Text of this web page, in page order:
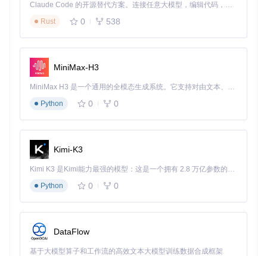
编译项目： qmake && make（确保已安装Qt 5.10+开发环
境）
核心配置三要素
项
设置
像素格式、颜色深
度、扫描方向
硬件驱
动适配
确保显示无失真
策略
RLE算法开关、阈
值设置
限设备
0%存储空间
模板
组格式
批处理高效工作流
利用命令行模式（ classes/cmdline/cmdline.cpp
# 批量转换目录下所有图片为STM32格式
Claude Code 的开源替代方案。连接任意大模型，编辑代码，运行命令，自动验证 — 全自动执行。用 Rust 构建，极致性能。 ｜ An open-source alternative to Claude Code. Connect any LLM, edit code, run commands, and verify changes — autonomously. Built in Rust for speed. Get Started
Rust
0 538
MiniMax-H3
MiniMax H3 是一个通用的全模态生成系统。它支持对由文本、图像、视频和音频组成的多模态上下文进行统一理解，并能生成分辨率高达 2K、时长可达 15 秒的带原生立体声音频的视频。得益于面向任务泛化的系统设计，H3 在预训练阶段就已具备广泛的多模态上下文理解与生成能力，能够出色地执行复杂的多模态指令。
Python
0 0
Kimi-K3
Kimi K3 是Kimi能力最强的模型：这是一个拥有 2.8 万亿参数的混合专家（MoE）模型，具备原生视觉理解能力，并支持 100 万 token 的上下文窗口。
Python
0 0
DataFlow
基于大模型算子和工作流的高效文本大模型训练数据合成框架